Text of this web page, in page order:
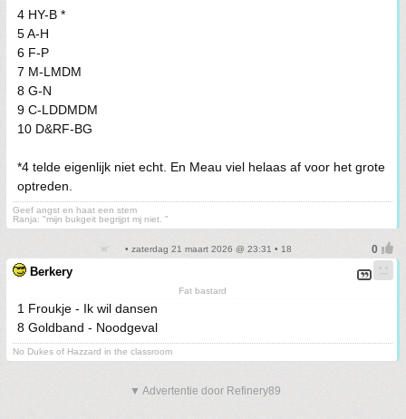
4 HY-B *
5 A-H
6 F-P
7 M-LMDM
8 G-N
9 C-LDDMDM
10 D&RF-BG
*4 telde eigenlijk niet echt. En Meau viel helaas af voor het grote
optreden.
Geef angst en haat een stem
Ranja: "mijn bukgeit begrijpt mj niet. "
• zaterdag 21 maart 2026 @ 23:31 • 18
Berkery
Fat bastard
1 Froukje - Ik wil dansen
8 Goldband - Noodgeval
No Dukes of Hazzard in the classroom
▼ Advertentie door Refinery89